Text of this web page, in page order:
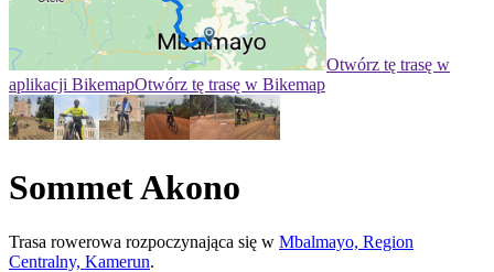
Otwórz tę trasę w
aplikacji BikemapOtwórz tę trasę w Bikemap
Sommet Akono
Trasa rowerowa rozpoczynająca się w Mbalmayo, Region
Centralny, Kamerun.